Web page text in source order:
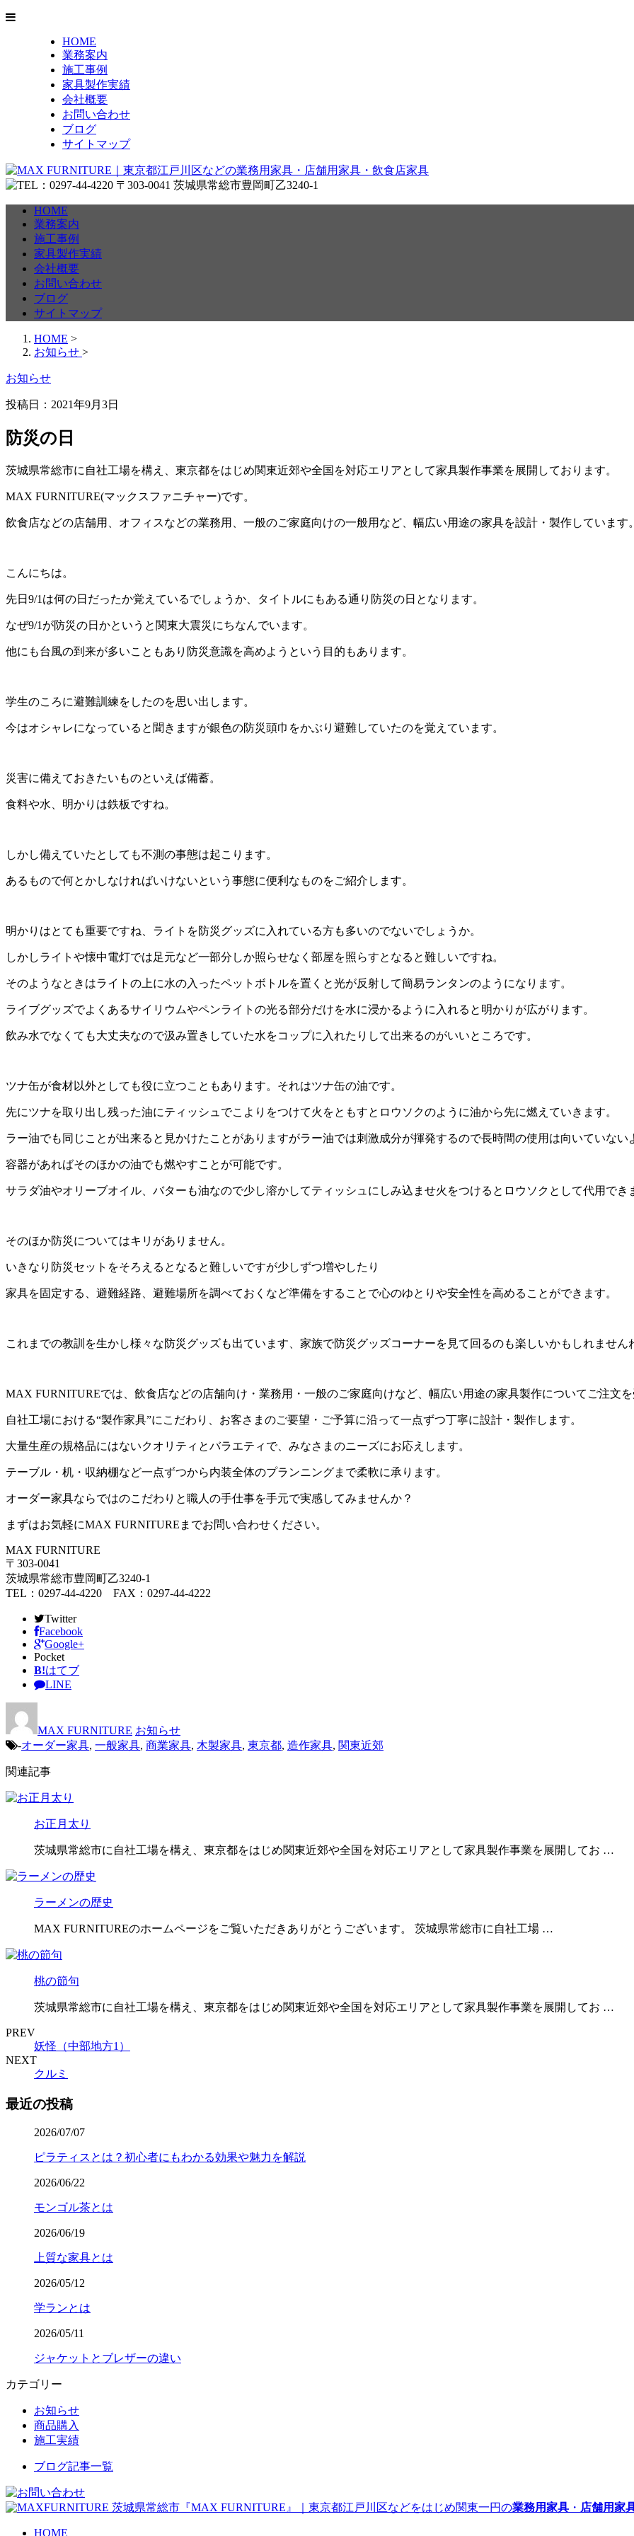
HOME
業務案内
施工事例
家具製作実績
会社概要
お問い合わせ
ブログ
サイトマップ
HOME
業務案内
施工事例
家具製作実績
会社概要
お問い合わせ
ブログ
サイトマップ
HOME >
お知らせ >
お知らせ
投稿日： 2021年9月3日
防災の日
茨城県常総市に自社工場を構え、東京都をはじめ関東近郊や全国を対応エリアとして家具製作事業を展開しております。
MAX FURNITURE(マックスファニチャー)です。
飲食店などの店舗用、オフィスなどの業務用、一般のご家庭向けの一般用など、幅広い用途の家具を設計・製作しています。
こんにちは。
先日9/1は何の日だったか覚えているでしょうか、タイトルにもある通り防災の日となります。
なぜ9/1が防災の日かというと関東大震災にちなんでいます。
他にも台風の到来が多いこともあり防災意識を高めようという目的もあります。
学生のころに避難訓練をしたのを思い出します。
今はオシャレになっていると聞きますが銀色の防災頭巾をかぶり避難していたのを覚えています。
災害に備えておきたいものといえば備蓄。
食料や水、明かりは鉄板ですね。
しかし備えていたとしても不測の事態は起こります。
あるもので何とかしなければいけないという事態に便利なものをご紹介します。
明かりはとても重要ですね、ライトを防災グッズに入れている方も多いのでないでしょうか。
しかしライトや懐中電灯では足元など一部分しか照らせなく部屋を照らすとなると難しいですね。
そのようなときはライトの上に水の入ったペットボトルを置くと光が反射して簡易ランタンのようになります。
ライブグッズでよくあるサイリウムやペンライトの光る部分だけを水に浸かるように入れると明かりが広がります。
飲み水でなくても大丈夫なので汲み置きしていた水をコップに入れたりして出来るのがいいところです。
ツナ缶が食材以外としても役に立つこともあります。それはツナ缶の油です。
先にツナを取り出し残った油にティッシュでこよりをつけて火をともすとロウソクのように油から先に燃えていきます。
ラー油でも同じことが出来ると見かけたことがありますがラー油では刺激成分が揮発するので長時間の使用は向いていない
容器があればそのほかの油でも燃やすことが可能です。
サラダ油やオリーブオイル、バターも油なので少し溶かしてティッシュにしみ込ませ火をつけるとロウソクとして代用でき
そのほか防災についてはキリがありません。
いきなり防災セットをそろえるとなると難しいですが少しずつ増やしたり
家具を固定する、避難経路、避難場所を調べておくなど準備をすることで心のゆとりや安全性を高めることができます。
これまでの教訓を生かし様々な防災グッズも出ています、家族で防災グッズコーナーを見て回るのも楽しいかもしれません
MAX FURNITUREでは、飲食店などの店舗向け・業務用・一般のご家庭向けなど、幅広い用途の家具製作についてご注文を
自社工場における“製作家具”にこだわり、お客さまのご要望・ご予算に沿って一点ずつ丁寧に設計・製作します。
大量生産の規格品にはないクオリティとバラエティで、みなさまのニーズにお応えします。
テーブル・机・収納棚など一点ずつから内装全体のプランニングまで柔軟に承ります。
オーダー家具ならではのこだわりと職人の手仕事を手元で実感してみませんか？
まずはお気軽にMAX FURNITUREまでお問い合わせください。
MAX FURNITURE
〒303-0041
茨城県常総市豊岡町乙3240-1
TEL：0297-44-4220 FAX：0297-44-4222
Twitter
Facebook
Google+
Pocket
B!はてブ
LINE
MAX FURNITURE お知らせ
-オーダー家具, 一般家具, 商業家具, 木製家具, 東京都, 造作家具, 関東近郊
関連記事
お正月太り
茨城県常総市に自社工場を構え、東京都をはじめ関東近郊や全国を対応エリアとして家具製作事業を展開してお …
ラーメンの歴史
MAX FURNITUREのホームページをご覧いただきありがとうございます。 茨城県常総市に自社工場 …
桃の節句
茨城県常総市に自社工場を構え、東京都をはじめ関東近郊や全国を対応エリアとして家具製作事業を展開してお …
PREV
妖怪（中部地方1）
NEXT
クルミ
最近の投稿
2026/07/07
ピラティスとは？初心者にもわかる効果や魅力を解説
2026/06/22
モンゴル茶とは
2026/06/19
上質な家具とは
2026/05/12
学ランとは
2026/05/11
ジャケットとブレザーの違い
カテゴリー
お知らせ
商品購入
施工実績
ブログ記事一覧
茨城県常総市『MAX FURNITURE』｜東京都江戸川区などをはじめ関東一円の業務用家具 ・ 店舗用家
HOME